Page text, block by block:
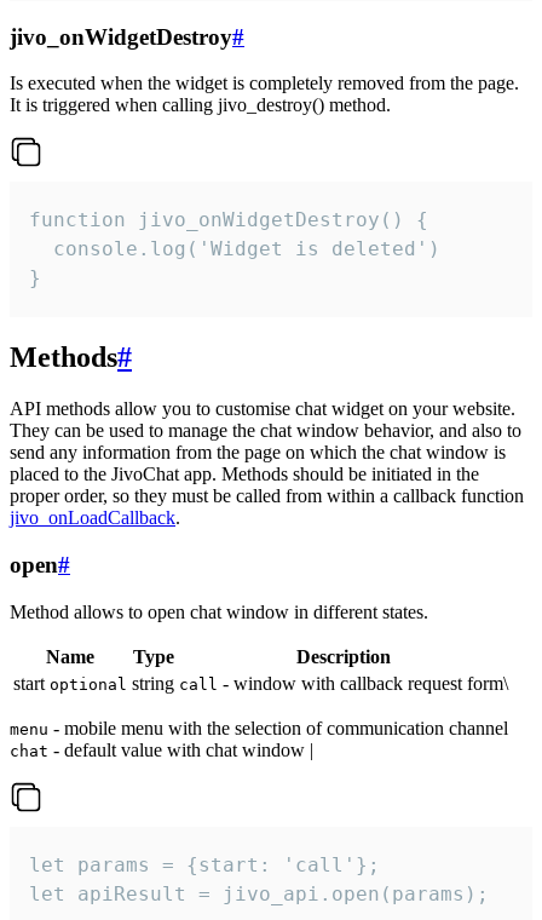
jivo_onWidgetDestroy#
Is executed when the widget is completely removed from the page.
It is triggered when calling jivo_destroy() method.
function jivo_onWidgetDestroy() {
  console.log('Widget is deleted')
}
Methods#
API methods allow you to customise chat widget on your website.
They can be used to manage the chat window behavior, and also to
send any information from the page on which the chat window is
placed to the JivoChat app. Methods should be initiated in the
proper order, so they must be called from within a callback function
jivo_onLoadCallback.
open#
Method allows to open chat window in different states.
Name Type
Description
start optional string call - window with callback request form\
menu - mobile menu with the selection of communication channel
chat - default value with chat window |
let params = {start: 'call'};
let apiResult = jivo_api.open(params);